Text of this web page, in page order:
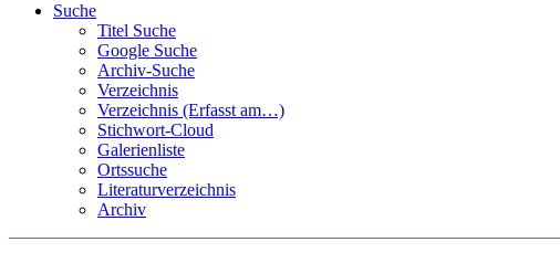
Suche
Titel Suche
Google Suche
Archiv-Suche
Verzeichnis
Verzeichnis (Erfasst am…)
Stichwort-Cloud
Galerienliste
Ortssuche
Literaturverzeichnis
Archiv